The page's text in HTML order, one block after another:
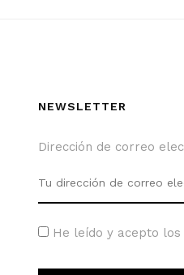
NEWSLETTER
Dirección de correo
He leído y acepto los